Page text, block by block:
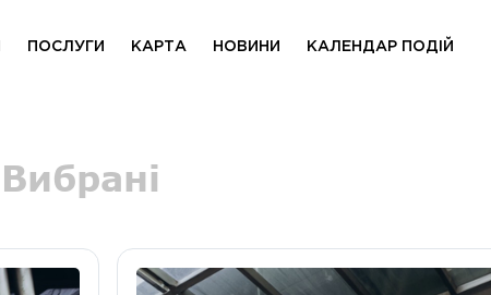
ПОСЛУГИ КАРТА НОВИНИ КАЛЕНДАР ПОДІЙ
Вибрані